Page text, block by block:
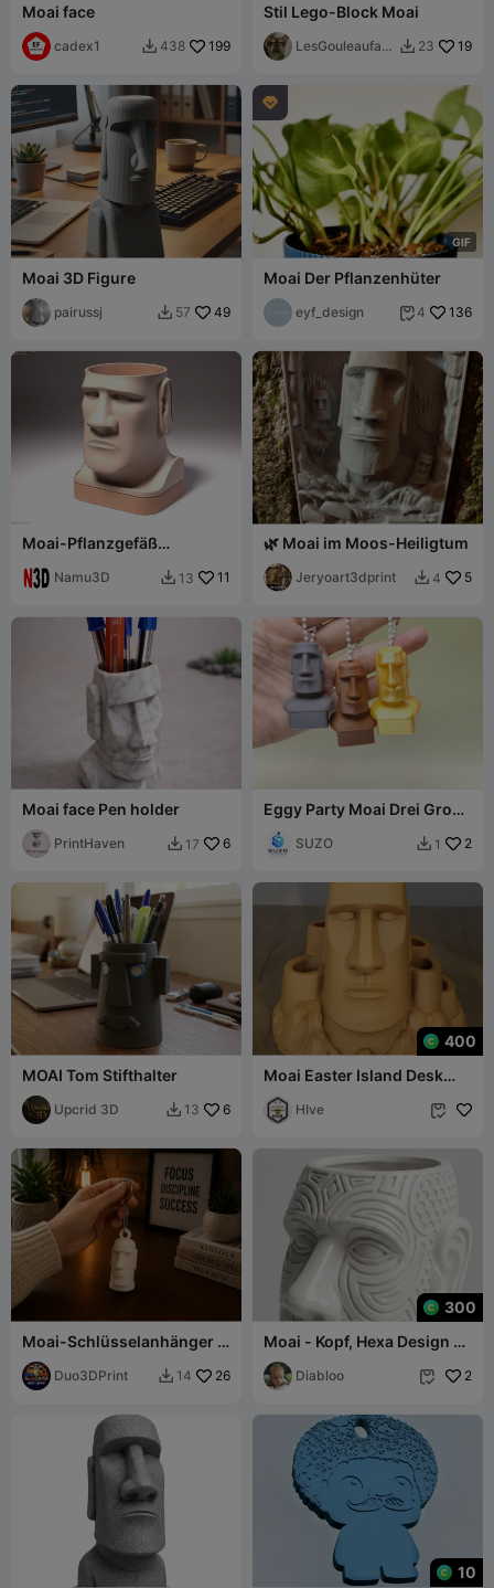
Moai face
cadex1  438 199
Stil Lego-Block Moai
LesGouleaufam  23 19
Moai 3D Figure
pairussj  57 49
GIF

Moai Der Pflanzenhüter
eyf_design  4 136
Moai-Pflanzgefäß
Namu3D  13 11
🌿 Moai im Moos-Heiligtum
Jeryoart3dprint  4 5
Moai face Pen holder
PrintHaven  17 6
Eggy Party Moai Drei Große
SUZO  1 2
MOAI Tom Stifthalter
Upcrid 3D  13 6
400
Moai Easter Island Desk
Organizer and Planter 3D
STL HIve 
Moai-Schlüsselanhänger –
3D-Druckmodell
Duo3DPrint  14 26
300
Moai - Kopf, Hexa Design -
Behälter - Blumentopf
Diabloo  2
10